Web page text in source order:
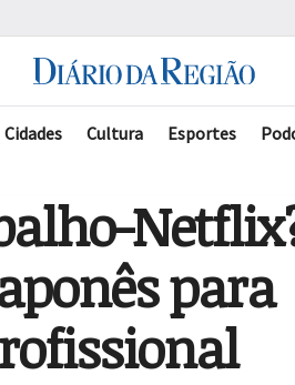
Cidades Cultura Esportes
para